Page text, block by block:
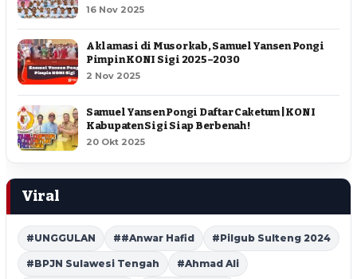
16 Nov 2025
Aklamasi di Musorkab, Samuel Yansen Pongi
Pimpin KONI Sigi 2025–2030
2 Nov 2025
Samuel Yansen Pongi Daftar Caketum | KONI
Kabupaten Sigi Siap Berbenah !
20 Okt 2025
Viral
#UNGGULAN ##Anwar Hafid #Pilgub Sulteng 2024
#BPJN Sulawesi Tengah #Ahmad Ali